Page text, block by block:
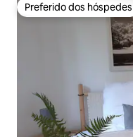
Preferido dos hóspedes
Preferido dos hóspedes